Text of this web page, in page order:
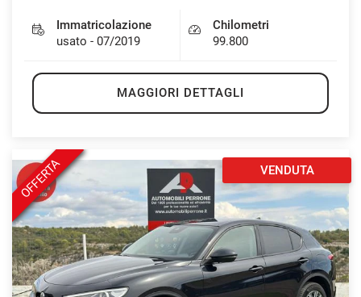
Immatricolazione
usato - 07/2019
Chilometri
99.800
MAGGIORI DETTAGLI
OFFERTA VENDUTA